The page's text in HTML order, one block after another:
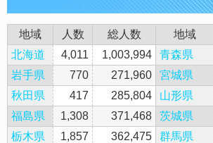
地域 人数 総人数 地域
北海道
4,011 1,003,994 青森県
岩手県
770 271,960 宮城県
秋田県
417 285,804 山形県
福島県
1,308 371,468 茨城県
栃木県
1,857 362,475 群馬県